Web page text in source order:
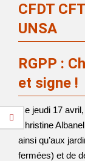
CFDT
UNSA
RGPP :
et signe !
Ce jeudi 17
Christine
ainsi qu’aux
fermées) et de